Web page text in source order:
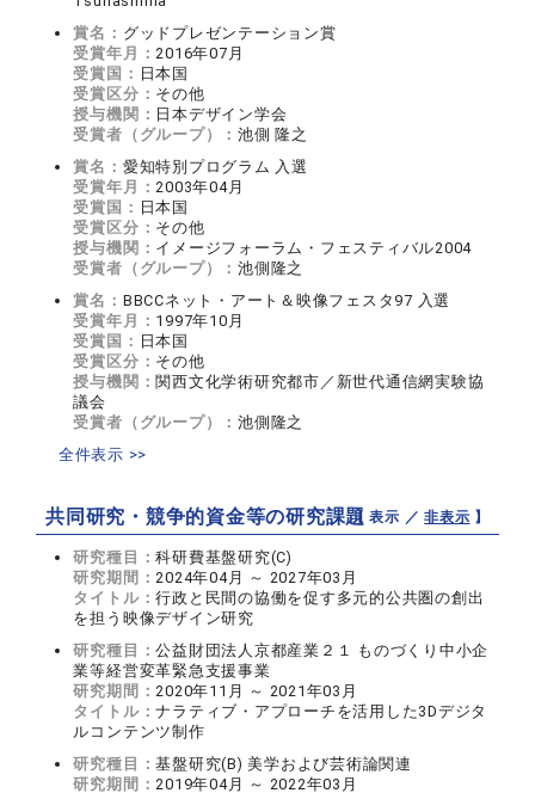
賞名： グッドプレゼンテーション賞
受賞年月：2016年07月
受賞国： 日本国
受賞区分： その他
授与機関： 日本デザイン学会
受賞者（グループ）：池側 隆之
賞名： 愛知特別プログラム 入選
受賞年月：2003年04月
受賞国： 日本国
受賞区分： その他
授与機関： イメージフォーラム・フェスティバル2004
受賞者（グループ）：池側隆之
賞名： BBCCネット・アート＆映像フェスタ97 入選
受賞年月： 1997年10月
受賞国： 日本国
受賞区分： その他
授与機関： 関西文化学術研究都市／新世代通信網実験協
議会
受賞者（グループ）：池側隆之
全件表示 >>
共同研究・競争的資金等の研究課題【 表示 ／非表示 】
研究種目：科研費基盤研究(C)
研究期間：2024年04月 ～ 2027年03月
タイトル：行政と民間の協働を促す多元的公共圏の創出
を担う映像デザイン研究
研究種目：公益財団法人京都産業２１ ものづくり中小企
業等経営変革緊急支援事業
研究期間：2020年11月 ～ 2021年03月
タイトル：ナラティブ・アプローチを活用した3Dデジタ
ルコンテンツ制作
研究種目：基盤研究(B) 美学および芸術論関連
研究期間：2019年04月 ～ 2022年03月